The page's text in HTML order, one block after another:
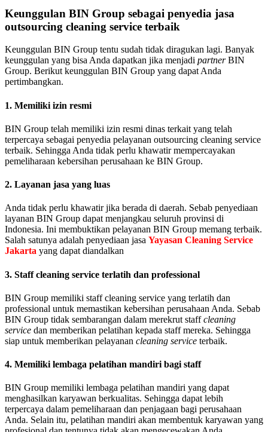
Keunggulan BIN Group sebagai penyedia jasa
outsourcing cleaning service terbaik
Keunggulan BIN Group tentu sudah tidak diragukan lagi. Banyak
keunggulan yang bisa Anda dapatkan jika menjadi partnerBIN
Group. Berikut keunggulan BIN Group yang dapat Anda
pertimbangkan.
1. Memiliki izin resmi
BIN Group telah memiliki izin resmi dinas terkait yang telah
terpercaya sebagai penyedia pelayanan outsourcing cleaning service
terbaik. Sehingga Anda tidak perlu khawatir mempercayakan
pemeliharaan kebersihan perusahaan ke BIN Group.
2. Layanan jasa yang luas
Anda tidak perlu khawatir jika berada di daerah. Sebab penyediaan
layanan BIN Group dapat menjangkau seluruh provinsi di
Indonesia. Ini membuktikan pelayanan BIN Group memang terbaik.
Salah satunya adalah penyediaan jasa Yayasan Cleaning Service
Jakarta yang dapat diandalkan
3. Staff cleaning service terlatih dan professional
BIN Group memiliki staff cleaning service yang terlatih dan
professional untuk memastikan kebersihan perusahaan Anda. Sebab
BIN Group tidak sembarangan dalam merekrut staffcleaning
service dan memberikan pelatihan kepada staff mereka. Sehingga
siap untuk memberikan pelayanan cleaning service terbaik.
4. Memiliki lembaga pelatihan mandiri bagi staff
BIN Group memiliki lembaga pelatihan mandiri yang dapat
menghasilkan karyawan berkualitas. Sehingga dapat lebih
terpercaya dalam pemeliharaan dan penjagaan bagi perusahaan
Anda. Selain itu, pelatihan mandiri akan membentuk karyawan yang